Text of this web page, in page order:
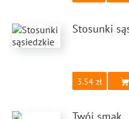
Stosunki
3.54